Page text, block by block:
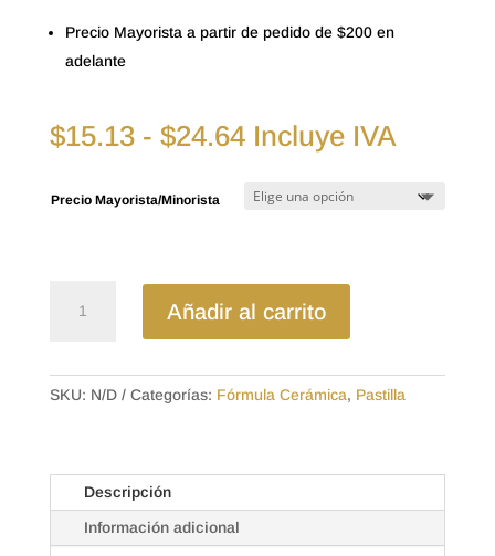
Precio Mayorista a partir de pedido de $200 en
adelante
$15.13 - $24.64Rango
precios:
desde
$24.64
Incluye IVA
Precio Mayorista/Minorista
HYUNDAI
SORENTO
12-
Añadir al carrito
SKU: N/D Categorías: Fórmula Cerámica, Pastilla
Descripción
Información adicional